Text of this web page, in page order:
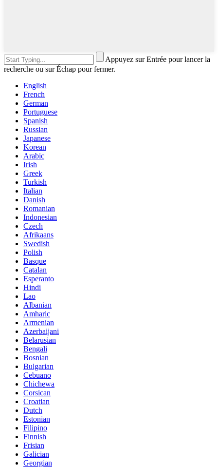
Appuyez sur Entrée pour lancer la
recherche ou sur Échap pour fermer.
English
French
German
Portuguese
Spanish
Russian
Japanese
Korean
Arabic
Irish
Greek
Turkish
Italian
Danish
Romanian
Indonesian
Czech
Afrikaans
Swedish
Polish
Basque
Catalan
Esperanto
Hindi
Lao
Albanian
Amharic
Armenian
Azerbaijani
Belarusian
Bengali
Bosnian
Bulgarian
Cebuano
Chichewa
Corsican
Croatian
Dutch
Estonian
Filipino
Finnish
Frisian
Galician
Georgian